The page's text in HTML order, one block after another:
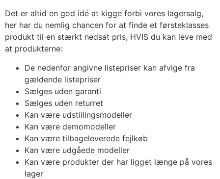
Det er altid en god idé at kigge forbi vores lagersalg,
her har du nemlig chancen for at finde et førsteklasses
produkt til en stærkt nedsat pris, HVIS du kan leve med
at produkterne:
De nedenfor angivne listepriser kan afvige fra
gældende listepriser
Sælges uden garanti
Sælges uden returret
Kan være udstillingsmodeller
Kan være demomodeller
Kan være tilbageleverede fejlkøb
Kan være udgåede modeller
Kan være produkter der har ligget længe på vores
lager